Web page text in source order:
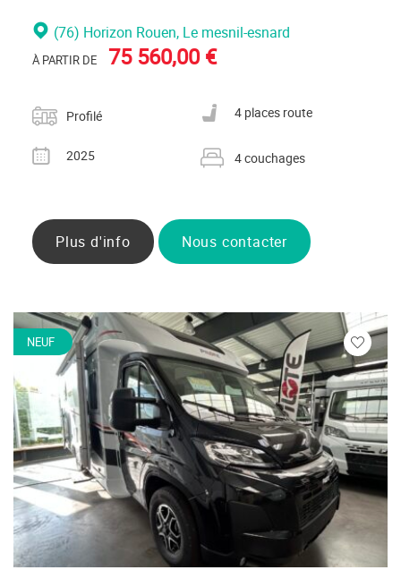
(76) Horizon Rouen, Le mesnil-esnard
À PARTIR DE 75 560,00 €
Catégorie
Profilé
Nombre de places carte grise
4 places route
Année
2025
Nombre de couchages
4 couchages
Plus d'info Nous contacter
NEUF
Veuillez
vous